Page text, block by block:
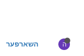
ה השארפער